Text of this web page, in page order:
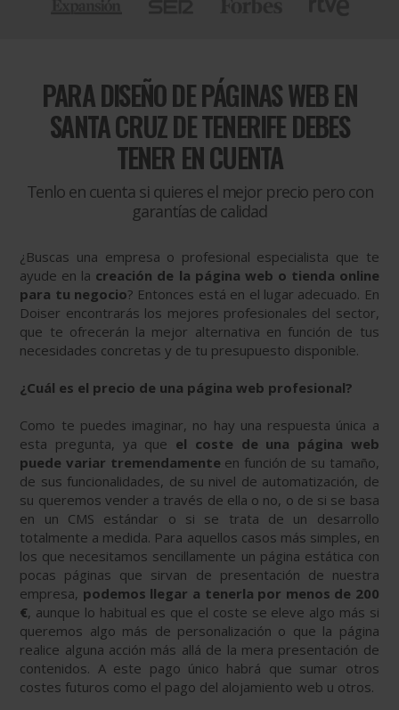
PARADISEÑO DE PÁGINAS WEB EN
SANTA CRUZ DE TENERIFE DEBES
TENER EN CUENTA
Tenlo en cuenta si quieres el mejor precio pero con
garantías de calidad
¿Buscas una empresa o profesional especialista que te
ayude en la creación de la página web o tienda online
para tu negocio? Entonces está en el lugar adecuado. En
Doiser encontrarás los mejores profesionales del sector,
que te ofrecerán la mejor alternativa en función de tus
necesidades concretas y de tu presupuesto disponible.
¿Cuál es el precio de una página web profesional?
Como te puedes imaginar, no hay una respuesta única a
esta pregunta, ya que el coste de una página web
puede variar tremendamente en función de su tamaño,
de sus funcionalidades, de su nivel de automatización, de
su queremos vender a través de ella o no, o de si se basa
en un CMS estándar o si se trata de un desarrollo
totalmente a medida. Para aquellos casos más simples, en
los que necesitamos sencillamente un página estática con
pocas páginas que sirvan de presentación de nuestra
empresa, podemos llegar a tenerla por menos de 200
€, aunque lo habitual es que el coste se eleve algo más si
queremos algo más de personalización o que la página
realice alguna acción más allá de la mera presentación de
contenidos. A este pago único habrá que sumar otros
costes futuros como el pago del alojamiento web u otros.